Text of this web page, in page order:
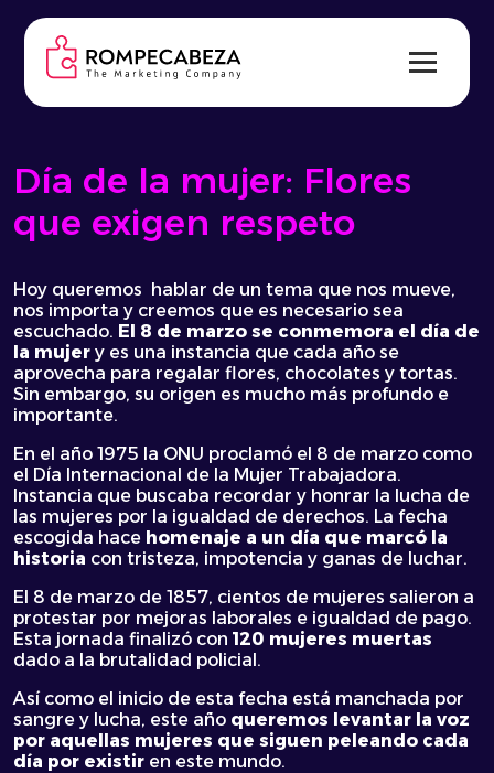
content
Día de la mujer: Flores
que exigen respeto
Hoy queremos hablar de un tema que nos mueve,
nos importa y creemos que es necesario sea
escuchado. El 8 de marzo se conmemora el día de
la mujer y es una instancia que cada año se
aprovecha para regalar flores, chocolates y tortas.
Sin embargo, su origen es mucho más profundo e
importante.
En el año 1975 la ONU proclamó el 8 de marzo como
el Día Internacional de la Mujer Trabajadora.
Instancia que buscaba recordar y honrar la lucha de
las mujeres por la igualdad de derechos. La fecha
escogida hace homenaje a un día que marcó la
historia con tristeza, impotencia y ganas de luchar.
El 8 de marzo de 1857, cientos de mujeres salieron a
protestar por mejoras laborales e igualdad de pago.
Esta jornada finalizó con 120 mujeres muertas
dado a la brutalidad policial.
Así como el inicio de esta fecha está manchada por
sangre y lucha, este año queremos levantar la voz
por aquellas mujeres que siguen peleando cada
día por existir en este mundo.